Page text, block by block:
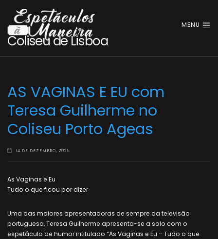
MENU
Coliseu de Lisboa
AS VAGINAS E EU com
Teresa Guilherme no
Coliseu Porto Ageas
14 DE DEZEMBRO, 2025
As Vaginas e Eu
Tudo o que ficou por dizer
Uma das maiores apresentadoras de sempre da televisão
portuguesa, Teresa Guilherme apresenta-se a solo com o
espetáculo de humor intitulado “As Vaginas e Eu – Tudo o que